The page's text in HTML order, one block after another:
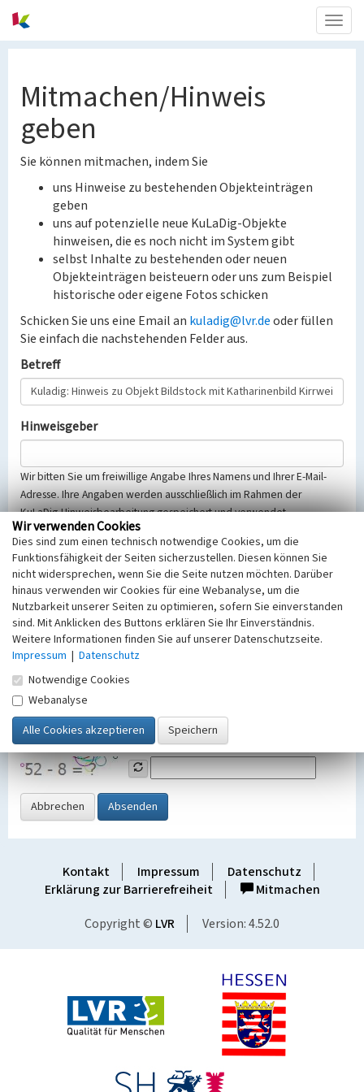
Mitmachen/Hinweis
geben
Sie können mitmachen, indem Sie
uns Hinweise zu bestehenden Objekteinträgen
geben
uns auf potenzielle neue KuLaDig-Objekte
hinweisen, die es noch nicht im System gibt
selbst Inhalte zu bestehenden oder neuen
Objekteinträgen beisteuern oder uns zum Beispiel
historische oder eigene Fotos schicken
Schicken Sie uns eine Email an kuladig@lvr.deoder füllen
Sie einfach die nachstehenden Felder aus.
Betreff
Hinweisgeber
Wir bitten Sie um freiwillige Angabe Ihres Namens und Ihrer E-Mail-
Adresse. Ihre Angaben werden ausschließlich im Rahmen der
KuLaDig-Hinweisbearbeitung gespeichert und verwendet.
Selbstverständlich werden diese entsprechend der Vorschriften des
Telemediengesetzes, des Datenschutzgesetzes NRW und der seit
dem 25.05.2018 gültigen Europäischen Datenschutzgrundverordnung
(EU-DSGVO) vertraulich behandelt, beachten Sie bitte unsere
Hinweise zumDatenschutz
Nachricht
SicherheitsabfrageTragen Sie unten das Rechenergebnis aus der
Grafik ein
Abbrechen Absenden
Kontakt Impressum
Datenschutz
Erklärung zur Barrierefreiheit
Mitmachen
Copyright © LVR Version: 4.52.0
Wir verwenden Cookies
Dies sind zum einen technisch notwendige Cookies, um die
Funktionsfähigkeit der Seiten sicherzustellen. Diesen können Sie
nicht widersprechen, wenn Sie die Seite nutzen möchten. Darüber
hinaus verwenden wir Cookies für eine Webanalyse, um die
Nutzbarkeit unserer Seiten zu optimieren, sofern Sie einverstanden
sind. Mit Anklicken des Buttons erklären Sie Ihr Einverständnis.
Weitere Informationen finden Sie auf unserer Datenschutzseite.
Impressum | Datenschutz
Notwendige Cookies
Webanalyse